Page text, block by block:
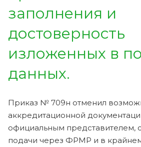
заполнения и
достоверность
изложенных в
данных.
Приказ № 709н отменил
аккредитационной
официальным представителем,
подачи через ФРМР и в